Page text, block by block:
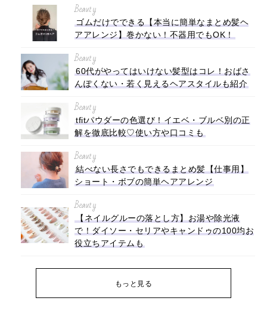
Beauty
ゴムだけでできる【本当に簡単なまとめ髪ヘ
アアレンジ】巻かない！不器用でもOK！
Beauty
60代がやってはいけない髪型はコレ！おばさ
んぽくない・若く見えるヘアスタイルも紹介
Beauty
tfitパウダーの色選び！イエベ・ブルベ別の正
解を徹底比較♡使い方や口コミも
Beauty
結べない長さでもできるまとめ髪【仕事用】
ショート・ボブの簡単ヘアアレンジ
Beauty
【ネイルグルーの落とし方】お湯や除光液
で！ダイソー・セリアやキャンドゥの100均お
役立ちアイテムも
もっと見る